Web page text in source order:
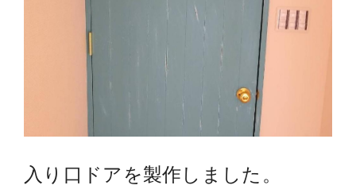
入り口ドアを製作しました。